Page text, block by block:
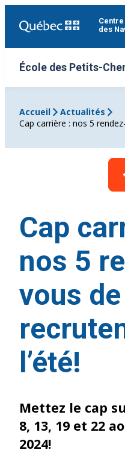
des
École des Petits-
Accueil
Actualités
Cap carrière : nos 5
Cap
nos 5
vous de
l’été!
Mettez le cap
8, 13, 19 et 22
2024!